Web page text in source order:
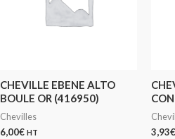
CHEVILLE EBENE ALTO
BOULE OR (416950)
Chevilles
6,00€ HT
3,93€